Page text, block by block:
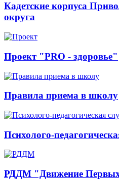
Кадетские корпуса
округа
Проект "PRO - здоровье"
Правила приема в школу
Психолого-
РДДМ "Движение